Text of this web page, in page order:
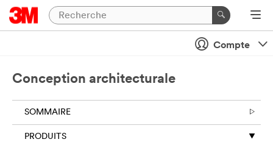
Compte
Conception architecturale
SOMMAIRE
PRODUITS